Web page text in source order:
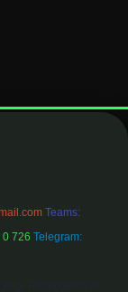
Teams:
0 726 Telegram: